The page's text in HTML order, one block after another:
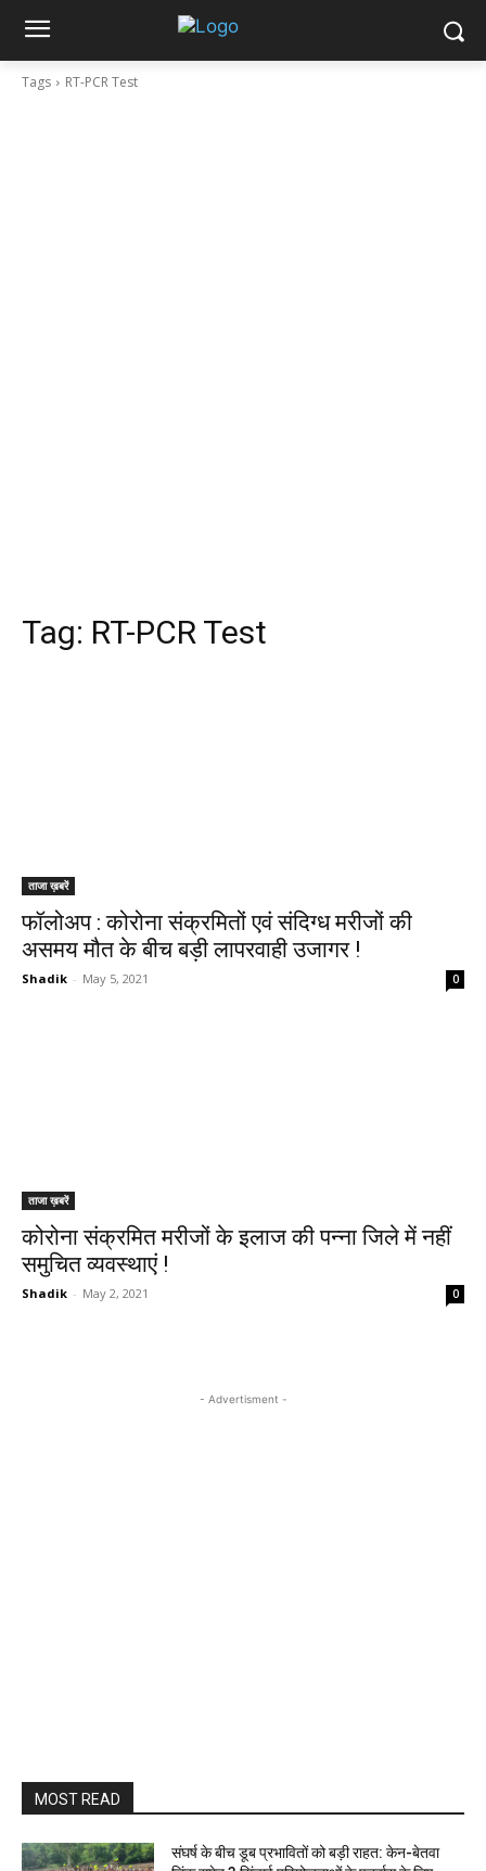
Tags RT-PCR Test
Tag: RT-PCR Test
ताजा ख़बरें
फॉलोअप : कोरोना संक्रमितों एवं संदिग्ध मरीजों की
असमय मौत के बीच बड़ी लापरवाही उजागर !
Shadik - May 5, 2021 0
ताजा ख़बरें
कोरोना संक्रमित मरीजों के इलाज की पन्ना जिले में नहीं
समुचित व्यवस्थाएं !
Shadik - May 2, 2021 0
- Advertisment -
MOST READ
संघर्ष के बीच डूब प्रभावितों को बड़ी राहत: केन-बेतवा